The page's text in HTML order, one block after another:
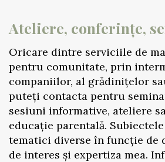
Ateliere, conferințe,
Oricare dintre serviciile de
pentru comunitate, prin
companiilor, al grădinițelor
puteți contacta pentru
sesiuni informative, ateliere
educație parentală.
tematici diverse în funcție de
de interes și expertiza mea.